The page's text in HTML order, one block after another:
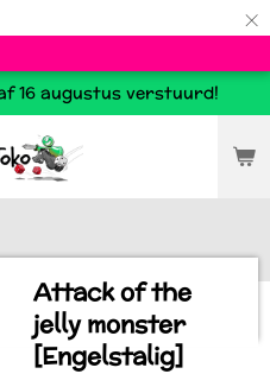
×
16 augustus verstuurd!
Attack of the
jelly monster
[Engelstalig]